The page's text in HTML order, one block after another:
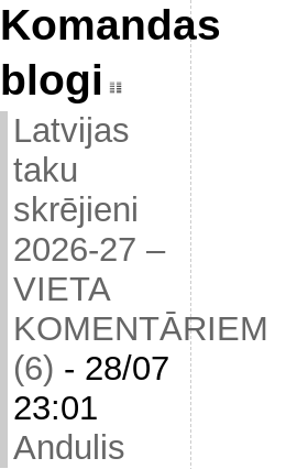
Komandas
blogi
Latvijas
taku
skrējieni
2026-27 –
VIETA
KOMENTĀRIEM
(6) - 28/07
23:01
Andulis